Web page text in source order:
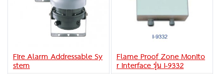
Fire Alarm Addressable Sy
stem
Flame Proof Zone Monito
r Interface รุ่น I-9332